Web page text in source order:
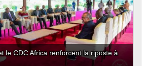
le CDC Africa renforcent la riposte à